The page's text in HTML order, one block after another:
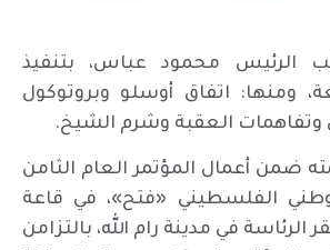
الرئيس محمود عباس، بتنفيذ
ومنها: اتفاق أوسلو وبروتوكول
وتفاهمات العقبة وشرم الشيخ.
ضمن أعمال المؤتمر العام الثامن
الفلسطيني «فتح»، في قاعة
الرئاسة في مدينة رام الله، بالتزامن